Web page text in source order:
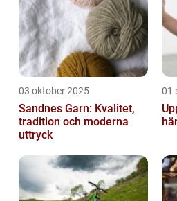
03 oktober 2025
Sandnes Garn: Kvalitet,
tradition och moderna
uttryck
01